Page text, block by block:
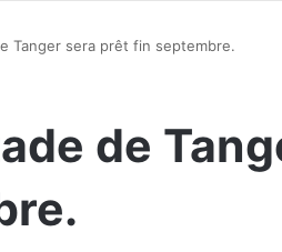
Tanger sera prêt fin septembre.
de